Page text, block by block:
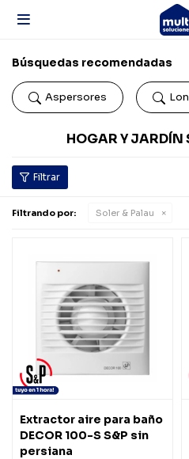

Búsquedas recomendadas
Aspersores
HOGAR Y JARDÍN
Filtrando por: Soler & Palau
Extractor aire para baño
DECOR 100-S S&P sin
persiana